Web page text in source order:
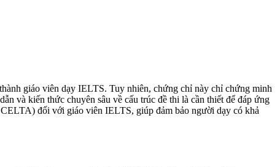
giáo viên dạy IELTS. Tuy nhiên, chứng chỉ này chỉ chứng minh
và kiến thức chuyên sâu về cấu trúc đề thi là cần thiết để đáp ứng
đối với giáo viên IELTS, giúp đảm bảo người dạy có khả